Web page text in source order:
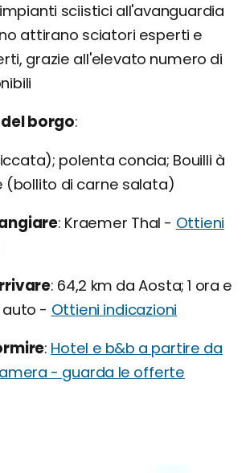
sciistici all'avanguardia
attirano sciatori esperti e
grazie all'elevato numero di
borgo
polenta concia; Bouilli à
(bollito di carne salata)
Kraemer Thal - Ottieni
64,2 km da Aosta; 1 ora e
auto - Ottieni indicazioni
Hotel e b&b a partire da
- guarda le offerte